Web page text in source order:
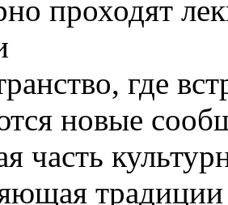
проходят
где
новые
часть